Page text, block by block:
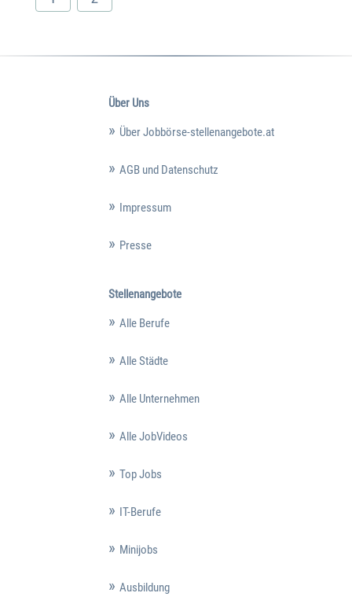
Über Uns
Über Jobbörse-stellenangebote.at
AGB und Datenschutz
Impressum
Presse
Stellenangebote
Alle Berufe
Alle Städte
Alle Unternehmen
Alle JobVideos
Top Jobs
IT-Berufe
Minijobs
Ausbildung